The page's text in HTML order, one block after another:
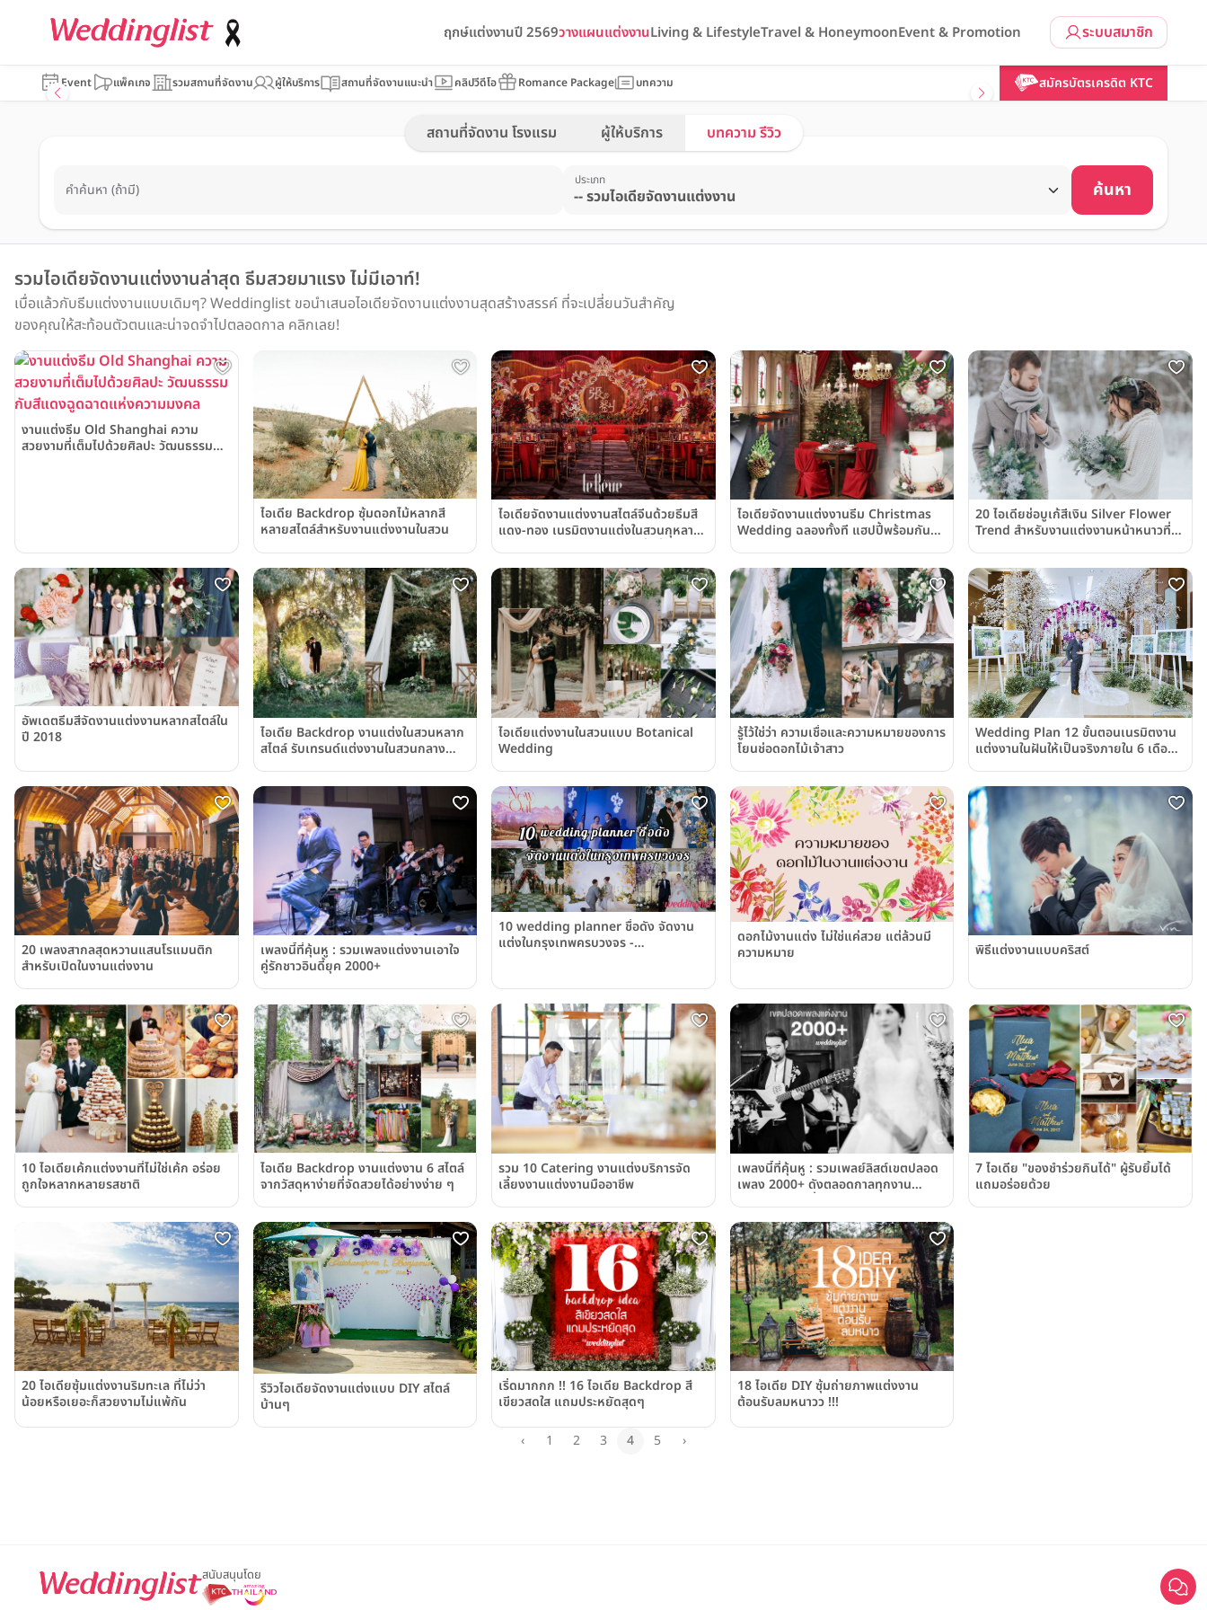
ระบบสมาชิก
ฤกษ์แต่งงานปี 2569วางแผนแต่งงานLiving & LifestyleTravel & HoneymoonEvent & Promotion
Event แพ็คเกจ รวมสถานที่จัดงาน ผู้ให้บริการ สถานที่จัดงานแนะนำ คลิปวีดีโอ Romance Package บทความ สมัครบัตรเครดิต KTC
สถานที่จัดงาน โรงแรม ผู้ให้บริการ บทความ รีวิว
คำค้นหา (ถ้ามี)
ประเภท ค้นหา
รวมไอเดียจัดงานแต่งงานล่าสุด ธีมสวยมาแรง ไม่มีเอาท์!
เบื่อแล้วกับธีมแต่งงานแบบเดิมๆ? Weddinglist ขอนำเสนอไอเดียจัดงานแต่งงานสุดสร้างสรรค์ ที่จะเปลี่ยนวันสำคัญ
ของคุณให้สะท้อนตัวตนและน่าจดจำไปตลอดกาล คลิกเลย!
งานแต่งธีม Old Shanghai ความ
สวยงามที่เต็มไปด้วยศิลปะ วัฒนธรรม
ไอเดีย Backdrop ซุ้มดอกไม้หลากสี
หลายสไตล์สำหรับงานแต่งงานในสวน
ไอเดียจัดงานแต่งงานสไตล์จีนด้วยธีมสี
แดง-ทอง เนรมิตงานแต่งในสวนกุหลาบ
ไอเดียจัดงานแต่งงานธีม Christmas
Wedding ฉลองทั้งที แฮปปี้พร้อมกัน
20 ไอเดียช่อบูเก้สีเงิน Silver Flower
Trend สำหรับงานแต่งงานหน้าหนาวที่มา
อัพเดตธีมสีจัดงานแต่งงานหลากสไตล์ใน
ปี 2018
ไอเดีย Backdrop งานแต่งในสวนหลาก
สไตล์ รับเทรนด์แต่งงานในสวนกลาง
ไอเดียแต่งงานในสวนแบบ Botanical
Wedding
รู้ไว้ใช่ว่า ความเชื่อและความหมายของการ
โยนช่อดอกไม้เจ้าสาว
Wedding Plan 12 ขั้นตอนเนรมิตงาน
แต่งงานในฝันให้เป็นจริงภายใน 6 เดือน
20 เพลงสากลสุดหวานแสนโรแมนติก
สำหรับเปิดในงานแต่งงาน
เพลงนี้ที่คุ้นหู : รวมเพลงแต่งงานเอาใจ
คู่รักชาวอินดี้ยุค 2000+
10 wedding planner ชื่อดัง จัดงาน
แต่งในกรุงเทพครบวงจร -
ดอกไม้งานแต่ง ไม่ใช่แค่สวย แต่ล้วนมี
ความหมาย
พิธีแต่งงานแบบคริสต์
10 ไอเดียเค้กแต่งงานที่ไม่ใช่เค้ก อร่อย
ถูกใจหลากหลายรสชาติ
ไอเดีย Backdrop งานแต่งงาน 6 สไตล์
จากวัสดุหาง่ายที่จัดสวยได้อย่างง่าย ๆ
รวม 10 Catering งานแต่งบริการจัด
เลี้ยงงานแต่งงานมืออาชีพ
เพลงนี้ที่คุ้นหู : รวมเพลย์ลิสต์เขตปลอด
เพลง 2000+ ดังตลอดกาลทุกงาน
7 ไอเดีย "ของชำร่วยกินได้" ผู้รับยิ้มได้
แถมอร่อยด้วย
20 ไอเดียซุ้มแต่งงานริมทะเล ที่ไม่ว่า
น้อยหรือเยอะก็สวยงามไม่แพ้กัน
รีวิวไอเดียจัดงานแต่งแบบ DIY สไตล์
บ้านๆ
เริ่ดมากกก !! 16 ไอเดีย Backdrop สี
เขียวสดใส แถมประหยัดสุดๆ
18 ไอเดีย DIY ซุ้มถ่ายภาพแต่งงาน
ต้อนรับลมหนาวว !!!
‹ 1 2 3 4 5 ›
สนับสนุนโดย